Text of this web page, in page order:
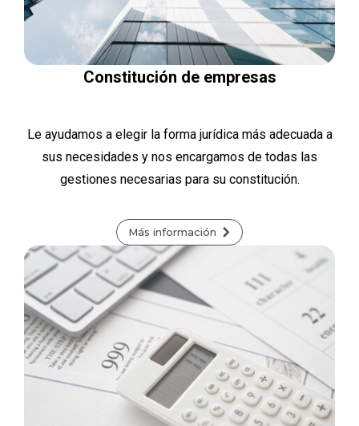
Constitución de empresas
Le ayudamos a elegir la forma jurídica más adecuada a
sus necesidades y nos encargamos de todas las
gestiones necesarias para su constitución.
Más información